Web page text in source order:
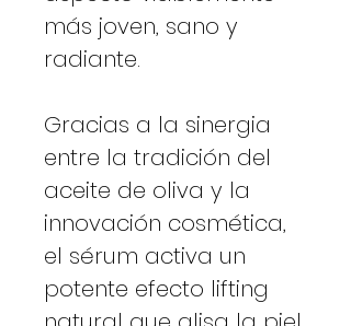
más joven, sano y
radiante.
Gracias a la sinergia
entre la tradición del
aceite de oliva y la
innovación cosmética,
el sérum activa un
potente efecto lifting